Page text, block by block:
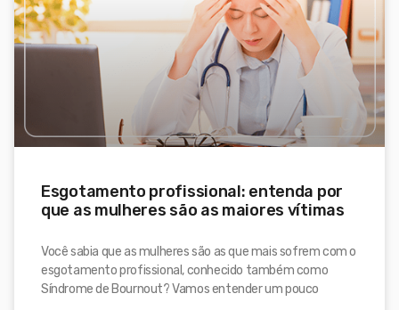
Esgotamento profissional: entenda por
que as mulheres são as maiores vítimas
Você sabia que as mulheres são as que mais sofrem com o
esgotamento profissional, conhecido também como
Síndrome de Bournout? Vamos entender um pouco